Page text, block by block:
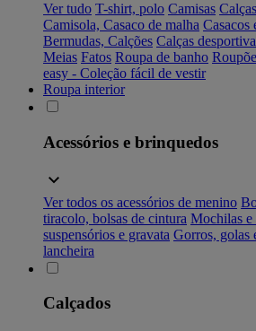
Ver tudo T-shirt, polo Camisas Calças
Camisola, Casaco de malha Casacos
Bermudas, Calções Calças
Meias Fatos Roupa de banho
easy - Coleção fácil de vestir
Roupa interior
Acessórios e brinquedos
Ver todos os acessórios de menino
tiracolo, bolsas de cintura Mochilas e
suspensórios e gravata Gorros, golas
lancheira
Calçados